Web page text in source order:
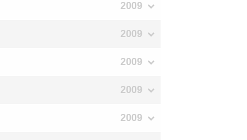
2009
2009
2009
2009
2009